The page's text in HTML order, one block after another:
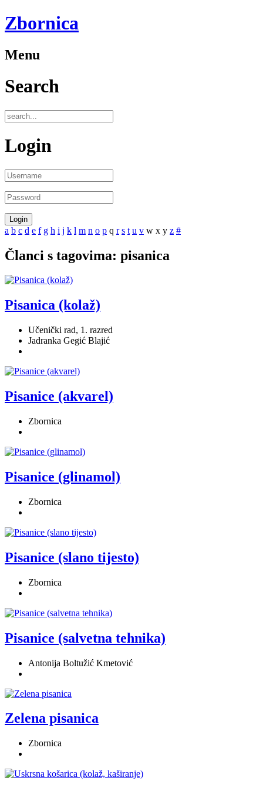
Zbornica
Menu
Search
Login
a b c d e f g h i j k l m n o p q r s t u v w x y z #
Članci s tagovima: pisanica
Pisanica (kolaž)
Učenički rad, 1. razred
Jadranka Gegić Blajić
Pisanice (akvarel)
Zbornica
Pisanice (glinamol)
Zbornica
Pisanice (slano tijesto)
Zbornica
Pisanice (salvetna tehnika)
Antonija Boltužić Kmetović
Zelena pisanica
Zbornica